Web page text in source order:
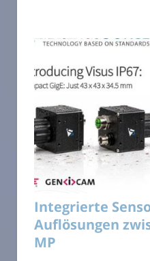
Integrierte
Auflösungen
MP